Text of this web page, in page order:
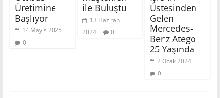
Üretimine
Başlıyor
14 Mayıs 2025
0
ile Buluştu
13 Haziran
2024
0
Üstesinden
Gelen
Mercedes-
Benz Atego
25 Yaşında
2 Ocak 2024
0